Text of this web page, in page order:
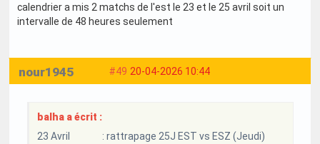
calendrier a mis 2 matchs de l'est le 23 et le 25 avril soit un
intervalle de 48 heures seulement
#49 20-04-2026 10:44
nour1945
balha a écrit :
23 Avril : rattrapage 25J EST vs ESZ (Jeudi)